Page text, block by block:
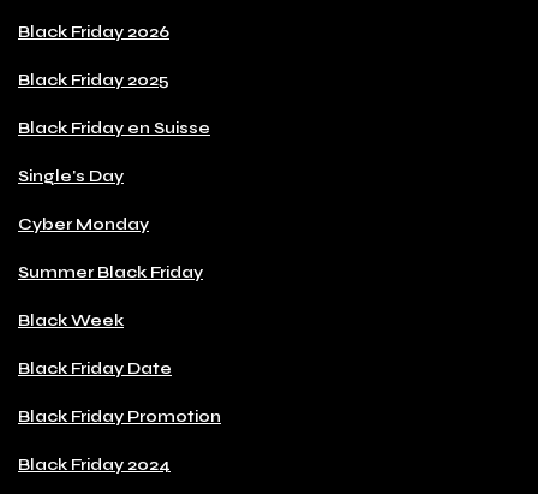
Black Friday 2026
Black Friday 2025
Black Friday en Suisse
Single's Day
Cyber Monday
Summer Black Friday
Black Week
Black Friday Date
Black Friday Promotion
Black Friday 2024